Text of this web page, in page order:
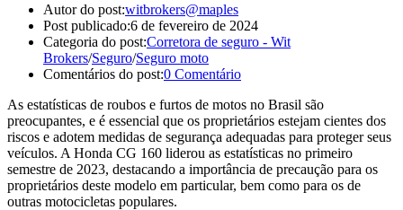
Autor do post:witbrokers@maples
Post publicado:6 de fevereiro de 2024
Categoria do post:Corretora de seguro - Wit
Brokers/Seguro/Seguro moto
Comentários do post:0 Comentário
As estatísticas de roubos e furtos de motos no Brasil são
preocupantes, e é essencial que os proprietários estejam cientes dos
riscos e adotem medidas de segurança adequadas para proteger seus
veículos. A Honda CG 160 liderou as estatísticas no primeiro
semestre de 2023, destacando a importância de precaução para os
proprietários deste modelo em particular, bem como para os de
outras motocicletas populares.